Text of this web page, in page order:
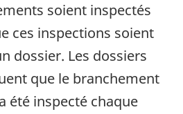
soient inspectés
ces inspections soient
dossier. Les dossiers
que le branchement
été inspecté chaque